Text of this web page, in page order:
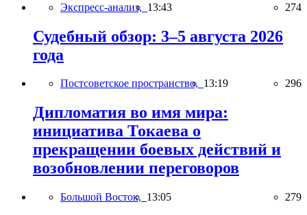
Экспресс-анализ, 13:43 274
Судебный обзор: 3–5 августа 2026
года
Постсоветское пространство, 13:19 296
Дипломатия во имя мира:
инициатива Токаева о
прекращении боевых действий и
возобновлении переговоров
Большой Восток, 13:05 279